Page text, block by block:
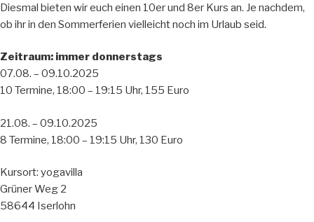
Diesmal bieten wir euch einen 10er und 8er Kurs an. Je nachdem,
ob ihr in den Sommerferien vielleicht noch im Urlaub seid.
Zeitraum: immer donnerstags
07.08. – 09.10.2025
10 Termine, 18:00 – 19:15 Uhr, 155 Euro
21.08. – 09.10.2025
8 Termine, 18:00 – 19:15 Uhr, 130 Euro
Kursort: yogavilla
Grüner Weg 2
58644 Iserlohn